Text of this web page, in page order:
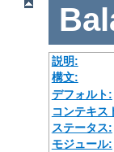
説明:
構文:
デフォルト:
コンテキス
ステータス:
モジュール: